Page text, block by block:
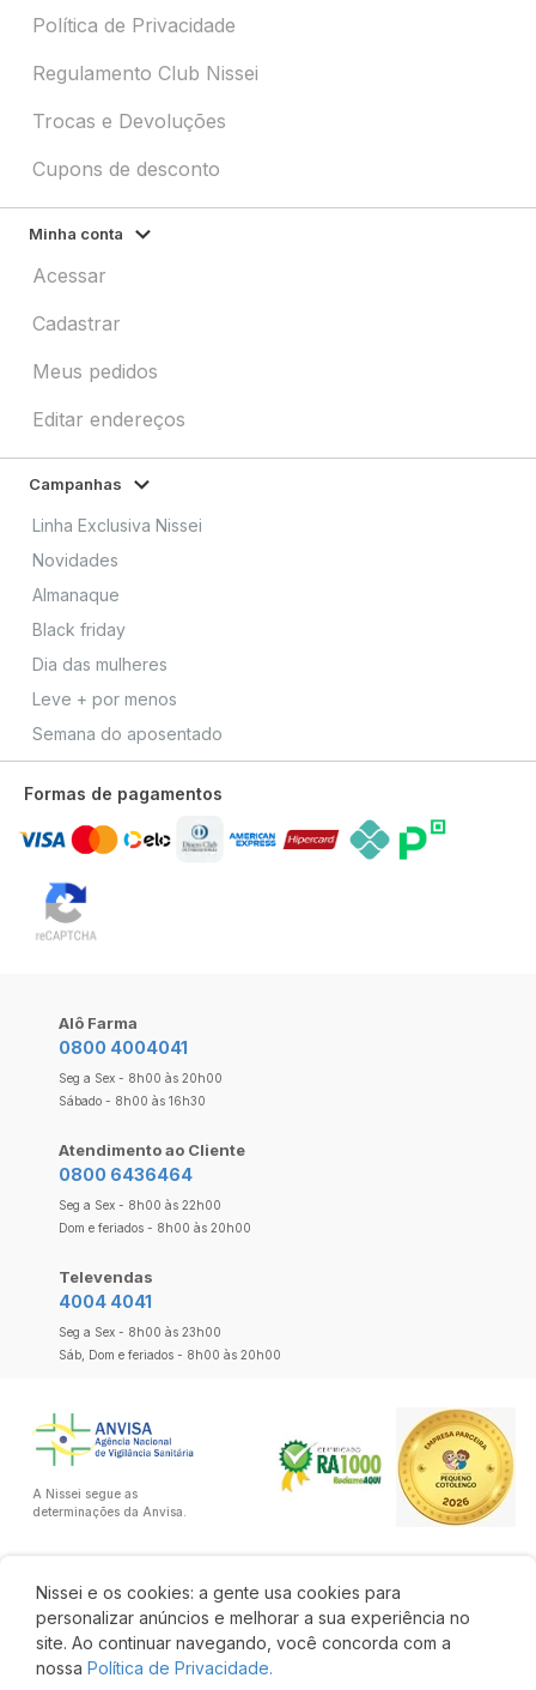
Nissei e os cookies: a gente usa cookies para
personalizar anúncios e melhorar a sua experiência no
site. Ao continuar navegando, você concorda com a
nossa Política de Privacidade.
Política de Privacidade
Regulamento Club Nissei
Trocas e Devoluções
Cupons de desconto
Minha conta
Acessar
Cadastrar
Meus pedidos
Editar endereços
Campanhas
Linha Exclusiva Nissei
Novidades
Almanaque
Black friday
Dia das mulheres
Leve + por menos
Semana do aposentado
Formas de pagamentos
Alô Farma
0800 4004041
Seg a Sex - 8h00 às 20h00
Sábado - 8h00 às 16h30
Atendimento ao Cliente
0800 6436464
Seg a Sex - 8h00 às 22h00
Dom e feriados - 8h00 às 20h00
Televendas
4004 4041
Seg a Sex - 8h00 às 23h00
Sáb, Dom e feriados - 8h00 às 20h00
A Nissei segue as
determinações da Anvisa.